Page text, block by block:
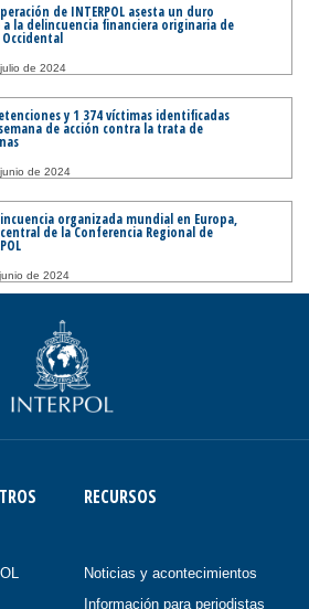
de INTERPOL asesta un duro
la delincuencia financiera originaria de
de 2024
y 1 374 víctimas identificadas
de acción contra la trata de
de 2024
organizada mundial en Europa,
de la Conferencia Regional de
de 2024
RECURSOS
Noticias y acontecimientos
Información para periodistas